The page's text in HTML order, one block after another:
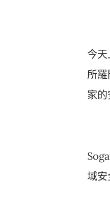
今
所
家的
域安